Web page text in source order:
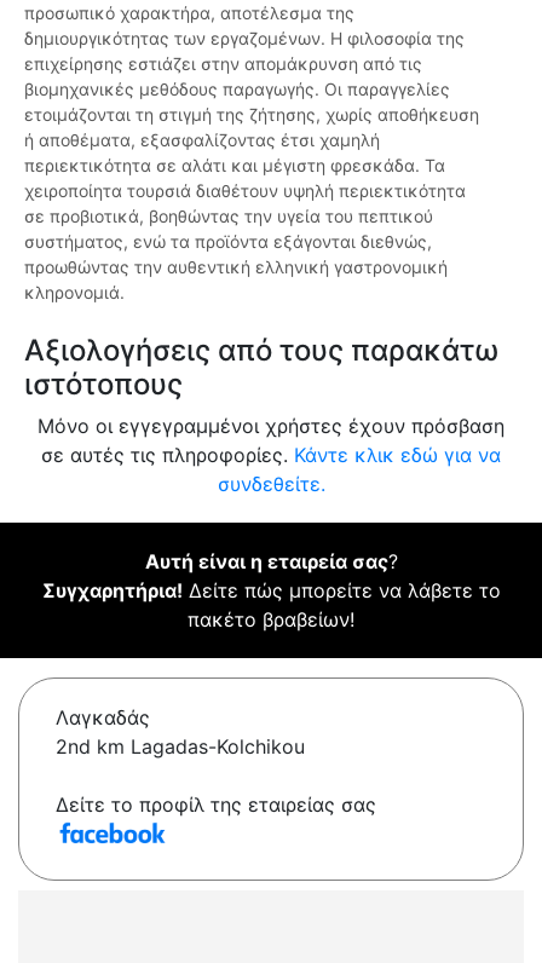
προσωπικό χαρακτήρα, αποτέλεσμα της
δημιουργικότητας των εργαζομένων. Η φιλοσοφία της
επιχείρησης εστιάζει στην απομάκρυνση από τις
βιομηχανικές μεθόδους παραγωγής. Οι παραγγελίες
ετοιμάζονται τη στιγμή της ζήτησης, χωρίς αποθήκευση
ή αποθέματα, εξασφαλίζοντας έτσι χαμηλή
περιεκτικότητα σε αλάτι και μέγιστη φρεσκάδα. Τα
χειροποίητα τουρσιά διαθέτουν υψηλή περιεκτικότητα
σε προβιοτικά, βοηθώντας την υγεία του πεπτικού
συστήματος, ενώ τα προϊόντα εξάγονται διεθνώς,
προωθώντας την αυθεντική ελληνική γαστρονομική
κληρονομιά.
Αξιολογήσεις από τους παρακάτω
ιστότοπους
Μόνο οι εγγεγραμμένοι χρήστες έχουν πρόσβαση
σε αυτές τις πληροφορίες. Κάντε κλικ εδώ για να
συνδεθείτε.
Αυτή είναι η εταιρεία σας?
Συγχαρητήρια! Δείτε πώς μπορείτε να λάβετε το
πακέτο βραβείων!
Λαγκαδάς
2nd km Lagadas-Kolchikou
Δείτε το προφίλ της εταιρείας σας